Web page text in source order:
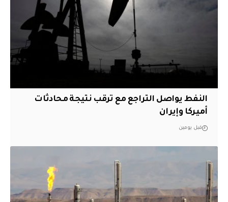
النفط يواصل التراجع مع ترقب نتيجة محادثات
أميركا وإيران
قبل يومين